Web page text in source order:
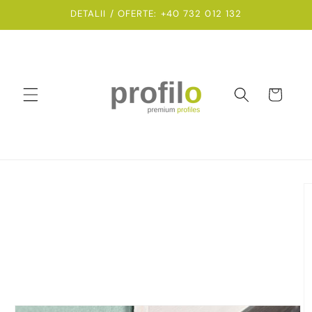
DETALII / OFERTE: +40 732 012 132
Coș